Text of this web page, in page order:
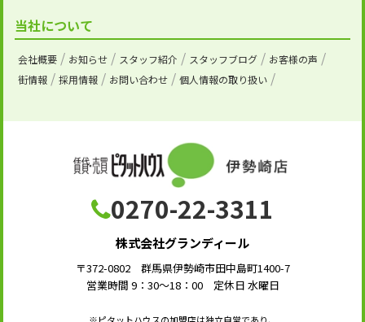
当社について
会社概要 お知らせ スタッフ紹介 スタッフブログ
お客様の声
街情報
採用情報 お問い合わせ 個人情報の取り扱い
0270-22-3311
株式会社グランディール
〒372-0802 群馬県伊勢崎市田中島町1400-7
営業時間 9：30～18：00 定休日 水曜日